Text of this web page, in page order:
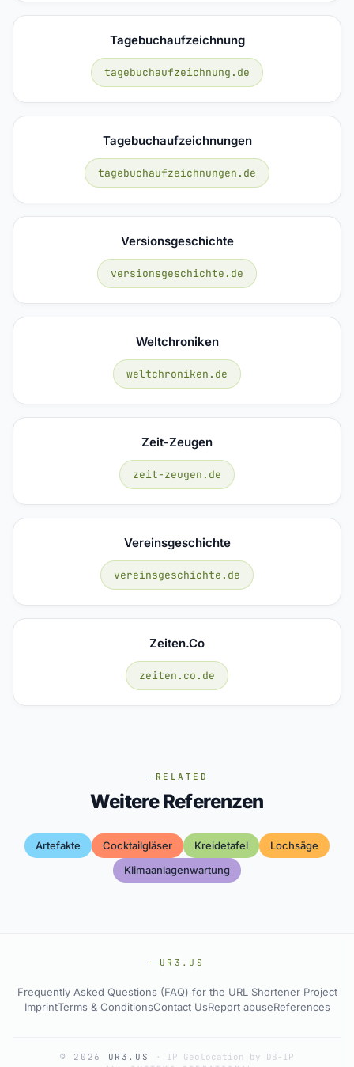
Tagebuchaufzeichnung
tagebuchaufzeichnung.de
Tagebuchaufzeichnungen
tagebuchaufzeichnungen.de
Versionsgeschichte
versionsgeschichte.de
Weltchroniken
weltchroniken.de
Zeit-Zeugen
zeit-zeugen.de
Vereinsgeschichte
vereinsgeschichte.de
Zeiten.co
zeiten.co.de
RELATED
Weitere Referenzen
Artefakte Cocktailgläser Kreidetafel
Lochsäge
Klimaanlagenwartung
UR3.US
Frequently Asked Questions (FAQ) for the URL Shortener Project
ImprintTerms & ConditionsContact UsReport abuseReferences
© 2026 UR3.US · IP Geolocation by DB-IP